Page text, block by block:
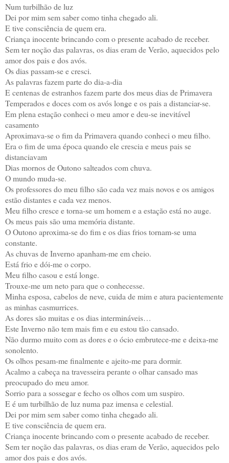
Num turbilhão de luz
Dei por mim sem saber como tinha chegado ali.
E tive consciência de quem era.
Criança inocente brincando com o presente acabado de receber.
Sem ter noção das palavras, os dias eram de Verão, aquecidos pelo
amor dos pais e dos avós.
Os dias passam-se e cresci.
As palavras fazem parte do dia-a-dia
E centenas de estranhos fazem parte dos meus dias de Primavera
Temperados e doces com os avós longe e os pais a distanciar-se.
Em plena estação conheci o meu amor e deu-se inevitável
casamento
Aproximava-se o fim da Primavera quando conheci o meu filho.
Era o fim de uma época quando ele crescia e meus pais se
distanciavam
Dias mornos de Outono salteados com chuva.
O mundo muda-se.
Os professores do meu filho são cada vez mais novos e os amigos
estão distantes e cada vez menos.
Meu filho cresce e torna-se um homem e a estação está no auge.
Os meus pais são uma memória distante.
O Outono aproxima-se do fim e os dias frios tornam-se uma
constante.
As chuvas de Inverno apanham-me em cheio.
Está frio e dói-me o corpo.
Meu filho casou e está longe.
Trouxe-me um neto para que o conhecesse.
Minha esposa, cabelos de neve, cuida de mim e atura pacientemente
as minhas casmurrices.
As dores são muitas e os dias intermináveis…
Este Inverno não tem mais fim e eu estou tão cansado.
Não durmo muito com as dores e o ócio embrutece-me e deixa-me
sonolento.
Os olhos pesam-me finalmente e ajeito-me para dormir.
Acalmo a cabeça na travesseira perante o olhar cansado mas
preocupado do meu amor.
Sorrio para a sossegar e fecho os olhos com um suspiro.
E é um turbilhão de luz numa paz imensa e celestial.
Dei por mim sem saber como tinha chegado ali.
E tive consciência de quem era.
Criança inocente brincando com o presente acabado de receber.
Sem ter noção das palavras, os dias eram de Verão, aquecidos pelo
amor dos pais e dos avós.